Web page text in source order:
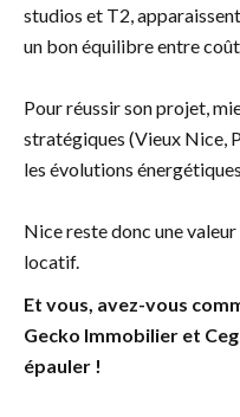
studios et T2,
un bon équilibre entre
Pour réussir son projet,
stratégiques (Vieux Nice,
les évolutions
Nice reste donc une
locatif.
Et vous, avez-vous
Gecko Immobilier et
épauler !